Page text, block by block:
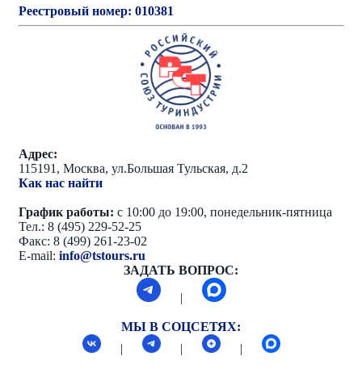
Реестровый номер: 010381
Адрес:
115191, Москва, ул.Большая Тульская, д.2
Как нас найти
График работы: с 10:00 до 19:00, понедельник-пятница
Тел.: 8 (495) 229-52-25
Факс: 8 (499) 261-23-02
E-mail: info@tstours.ru
ЗАДАТЬ ВОПРОС:
|
МЫ В СОЦСЕТЯХ:
|
| |